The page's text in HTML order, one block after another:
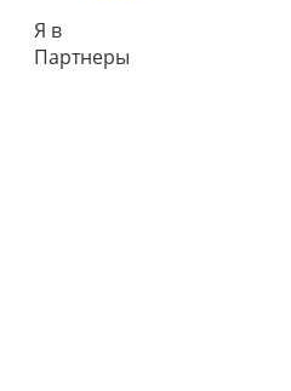
Я в
Партнеры